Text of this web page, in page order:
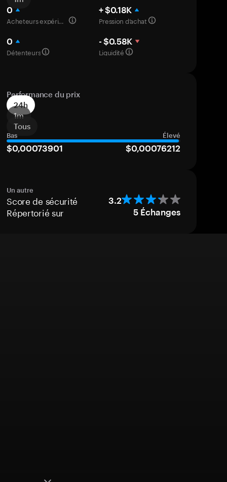
0
Acheteurs expérimentés
+ $0.18K
Pression d’achat
0
Détenteurs
- $0.58K
Liquidité
Performance du prix
24h
1m
Tous
Bas Élevé
$0,00073901 $0,00076212
Un autre
Score de sécurité 3.2
Répertorié sur 5 Échanges